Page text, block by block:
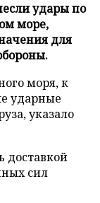
удары по
море,
для
моря, к
ударные
указало
доставкой
сил